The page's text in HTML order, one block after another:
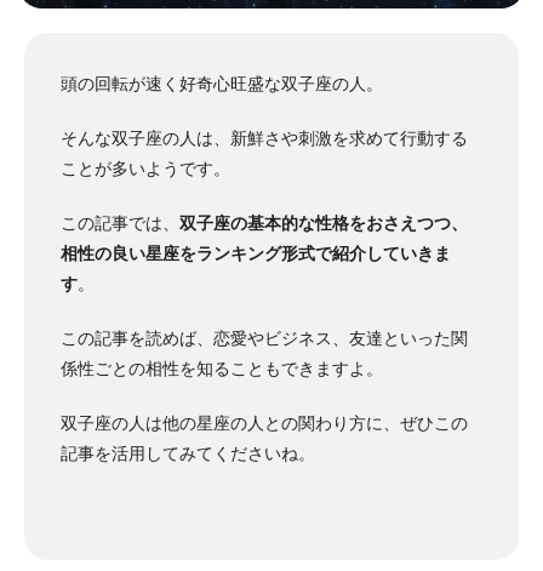
頭の回転が速く好奇心旺盛な双子座の人。
そんな双子座の人は、新鮮さや刺激を求めて行動する
ことが多いようです。
この記事では、 双子座の基本的な性格をおさえつつ、
相性の良い星座をランキング形式で紹介していきま
す。
この記事を読めば、恋愛やビジネス、友達といった関
係性ごとの相性を知ることもできますよ。
双子座の人は他の星座の人との関わり方に、ぜひこの
記事を活用してみてくださいね。